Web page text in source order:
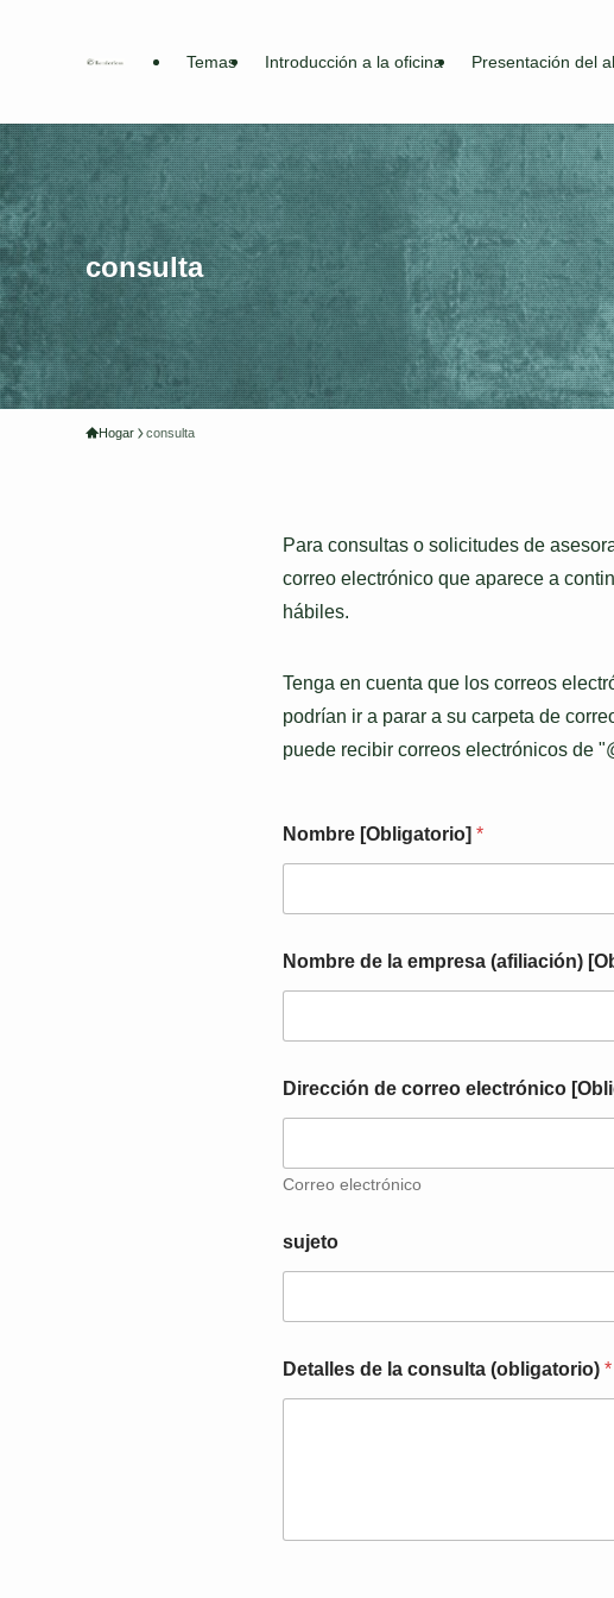
Temas Introducción a la oficina Presentación del
consulta
Hogar consulta
Para consultas o solicitudes de
correo electrónico que aparece a
hábiles.
Tenga en cuenta que los correos
podrían ir a parar a su carpeta de
puede recibir correos electrónicos de
r
e
r
i
d
】
i
c
n
c
u
l
t
Nombre [Obligatorio] *
Nombre de la empresa (afiliación)
Dirección de correo electrónico
Correo electrónico
sujeto
Detalles de la consulta (obligatorio) *